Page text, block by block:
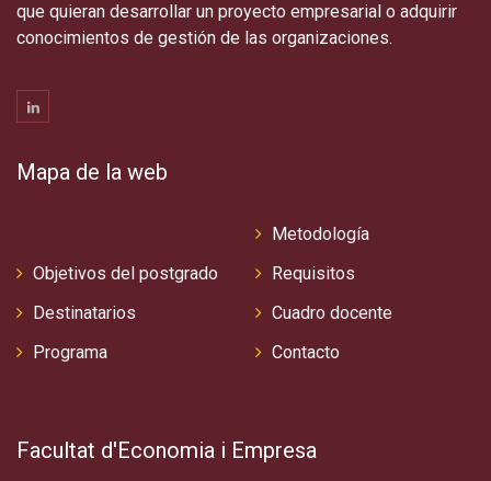
que quieran desarrollar un proyecto empresarial o adquirir
conocimientos de gestión de las organizaciones.
Mapa de la web
Objetivos del postgrado
Destinatarios
Programa
Metodología
Requisitos
Cuadro docente
Contacto
Facultat d'Economia i Empresa